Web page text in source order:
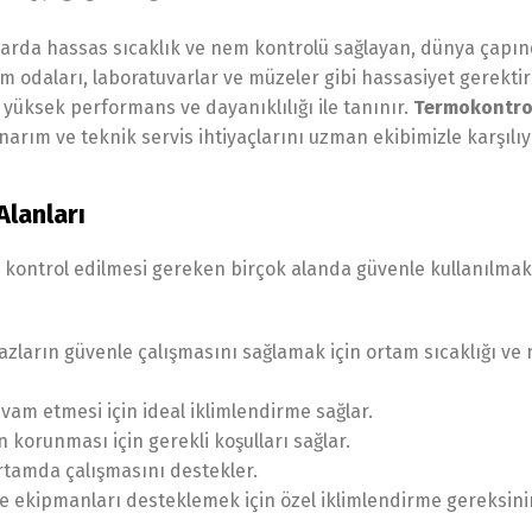
hassas sıcaklık ve nem kontrolü sağlayan, dünya
odaları, laboratuvarlar ve müzeler gibi hassasiyet
performans ve dayanıklılığı ile tanınır.
ve teknik servis ihtiyaçlarını uzman ekibimizle
edilmesi gereken birçok alanda güvenle
güvenle çalışmasını sağlamak için ortam sıcaklığı ve
etmesi için ideal iklimlendirme sağlar.
için gerekli koşulları sağlar.
çalışmasını destekler.
ekipmanları desteklemek için özel iklimlendirme